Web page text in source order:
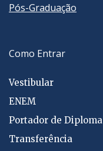
Pós-Graduação
Como Entrar
Vestibular
ENEM
Portador de Diploma
Transferência